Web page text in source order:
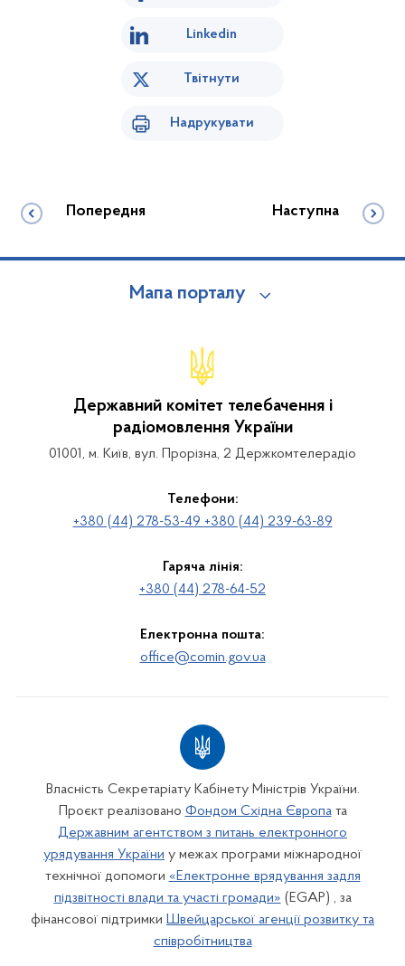
Linkedin
Твітнути
Надрукувати
Попередня Наступна
Мапа порталу
Державний комітет телебачення і
радіомовлення України
01001, м. Київ, вул. Прорізна, 2 Держкомтелерадіо
Телефони:
+380 (44) 278-53-49 +380 (44) 239-63-89
Гаряча лінія:
+380 (44) 278-64-52
Електронна пошта:
office@comin.gov.ua
Власність Секретаріату Кабінету Міністрів України.
Проєкт реалізовано Фондом Східна Європата
Державним агентством з питань електронного
урядування України у межах програми міжнародної
технічної допомоги «Електронне врядування задля
підзвітності влади та участі громади» (EGAP) , за
фінансової підтримки Швейцарської агенції розвитку та
співробітництва